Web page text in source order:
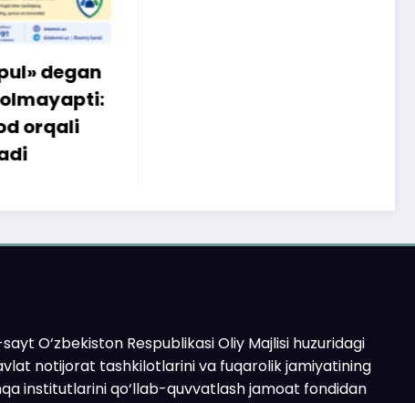
O‘zbekiston Respublikasi Oliy Majlisi huzuridagi
notijorat tashkilotlarini va fuqarolik jamiyatining
institutlarini qo‘llab-quvvatlash jamoat fondidan